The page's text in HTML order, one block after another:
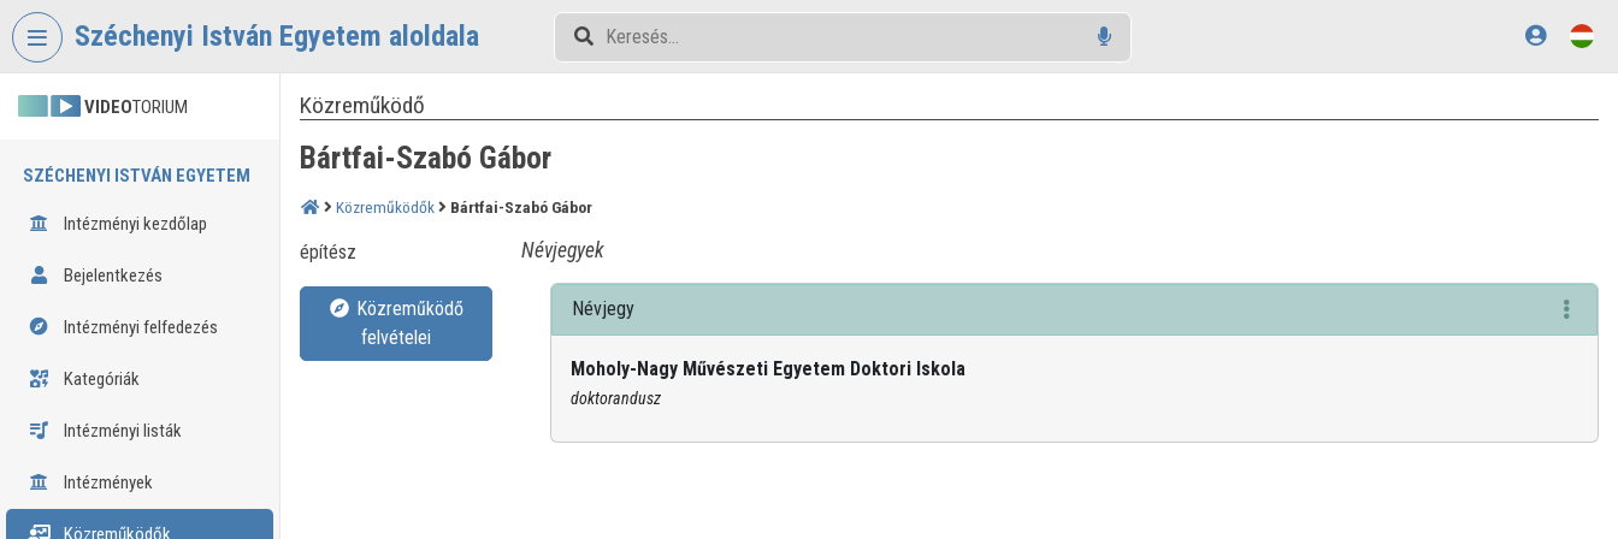
Fejléc kihagyása
Széchenyi István Egyetem aloldala
VIDEOTORIUM
SZÉCHENYI ISTVÁN EGYETEM
Intézményi kezdőlap
Bejelentkezés
Intézményi felfedezés
Kategóriák
Intézményi listák
Intézmények
Közreműködők
Közreműködő
Bártfai-Szabó Gábor
Közreműködők Bártfai-Szabó Gábor
építész
felvételei
Névjegyek
Névjegy
Moholy-Nagy Művészeti Egyetem Doktori Iskola
doktorandusz